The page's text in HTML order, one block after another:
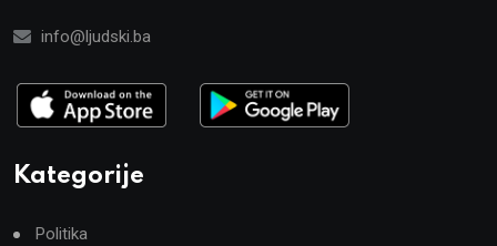
info@ljudski.ba
Kategorije
Politika